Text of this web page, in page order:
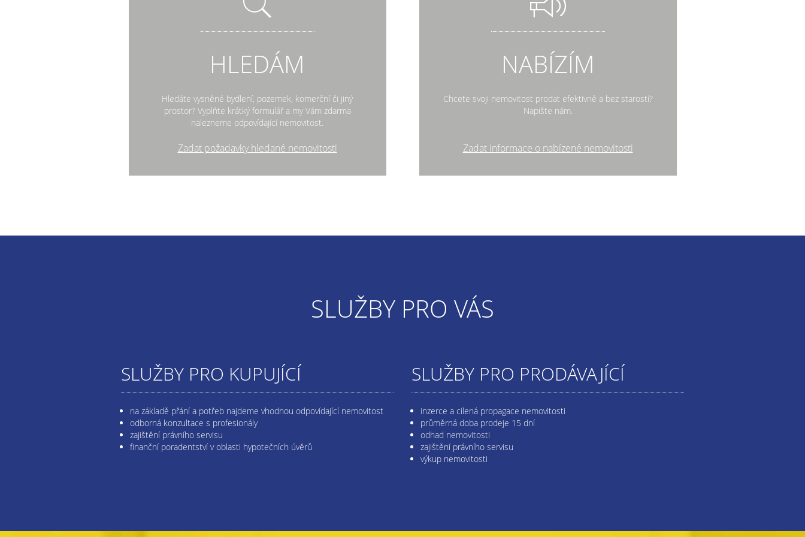
HLEDÁM
Hledáte vysněné bydlení, pozemek, komerční či jiný
prostor? Vyplňte krátký formulář a my Vám zdarma
nalezneme odpovídající nemovitost.
Zadat požadavky hledané nemovitosti
NABÍZÍM
Chcete svoji nemovitost prodat efektivně a bez starostí?
Napište nám.
Zadat informace o nabízené nemovitosti
SLUŽBY PRO VÁS
SLUŽBY PRO KUPUJÍCÍ
na základě přání a potřeb najdeme vhodnou odpovídající nemovitost
odborná konzultace s profesionály
zajištění právního servisu
finanční poradentství v oblasti hypotečních úvěrů
SLUŽBY PRO PRODÁVAJÍCÍ
inzerce a cílená propagace nemovitosti
průměrná doba prodeje 15 dní
odhad nemovitosti
zajištění právního servisu
výkup nemovitosti